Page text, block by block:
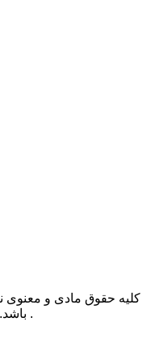
کلیه حقوق مادی و معنوی
.